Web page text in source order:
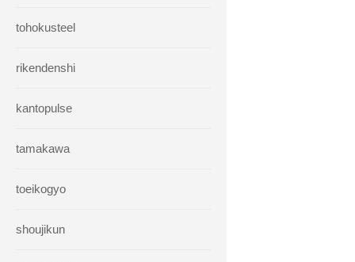
tohokusteel
rikendenshi
kantopulse
tamakawa
toeikogyo
shoujikun